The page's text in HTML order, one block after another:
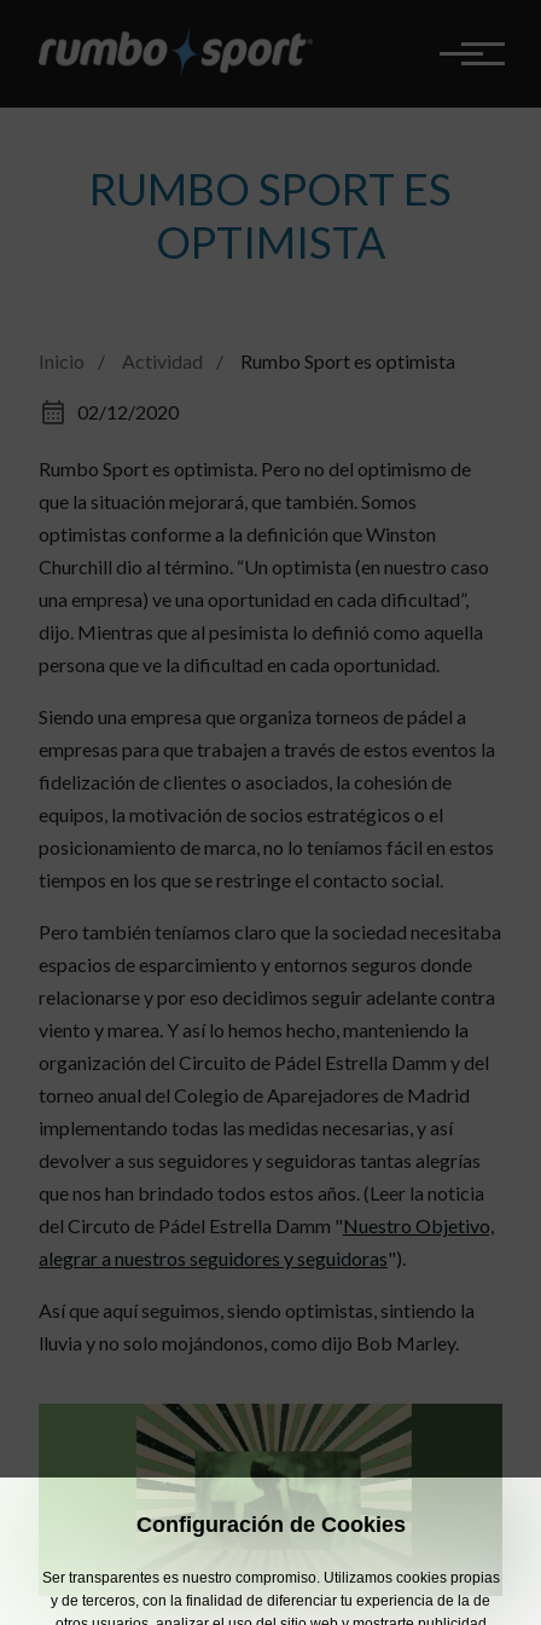
contenido
RUMBO SPORT ES
OPTIMISTA
Inicio Actividad Rumbo Sport es optimista
02/12/2020
Rumbo Sport es optimista. Pero no del optimismo de
que la situación mejorará, que también. Somos
optimistas conforme a la definición que Winston
Churchill dio al término. “Un optimista (en nuestro caso
una empresa) ve una oportunidad en cada dificultad”,
dijo. Mientras que al pesimista lo definió como aquella
persona que ve la dificultad en cada oportunidad.
Siendo una empresa que organiza torneos de pádel a
empresas para que trabajen a través de estos eventos la
fidelización de clientes o asociados, la cohesión de
equipos, la motivación de socios estratégicos o el
posicionamiento de marca, no lo teníamos fácil en estos
tiempos en los que se restringe el contacto social.
Pero también teníamos claro que la sociedad necesitaba
espacios de esparcimiento y entornos seguros donde
relacionarse y por eso decidimos seguir adelante contra
viento y marea. Y así lo hemos hecho, manteniendo la
organización del Circuito de Pádel Estrella Damm y del
torneo anual del Colegio de Aparejadores de Madrid
implementando todas las medidas necesarias, y así
devolver a sus seguidores y seguidoras tantas alegrías
que nos han brindado todos estos años. (Leer la noticia
del Circuto de Pádel Estrella Damm "Nuestro Objetivo,
alegrar a nuestros seguidores y seguidoras").
Así que aquí seguimos, siendo optimistas, sintiendo la
lluvia y no solo mojándonos, como dijo Bob Marley.
Configuración de Cookies
Ser transparentes es nuestro compromiso. Utilizamos cookies propias
y de terceros, con la finalidad de diferenciar tu experiencia de la de